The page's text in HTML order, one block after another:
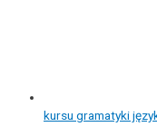
kursu gramatyki